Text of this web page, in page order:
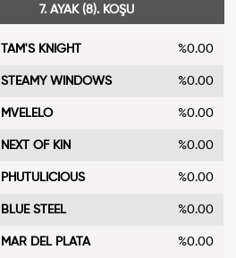
7. AYAK (8). KOŞU
TAM'S KNIGHT %0.00
STEAMY WINDOWS %0.00
MVELELO %0.00
NEXT OF KIN %0.00
PHUTULICIOUS %0.00
BLUE STEEL %0.00
MAR DEL PLATA %0.00